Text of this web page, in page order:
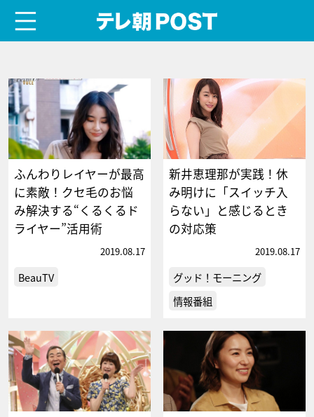
ふんわりレイヤーが最高
に素敵！クセ毛のお悩
み解決する“くるくるド
ライヤー”活用術
2019.08.17
BeauTV
新井恵理那が実践！休
み明けに「スイッチ入
らない」と感じるとき
の対応策
2019.08.17
グッド！モーニング
情報番組